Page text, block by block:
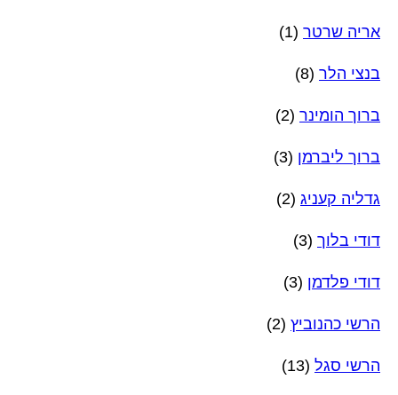
אריה שרטר (1)
בנצי הלר (8)
ברוך הומינר (2)
ברוך ליברמן (3)
גדליה קעניג (2)
דודי בלוך (3)
דודי פלדמן (3)
הרשי כהנוביץ (2)
הרשי סגל (13)